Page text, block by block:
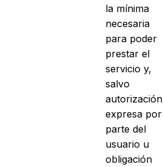
la mínima
necesaria
para poder
prestar el
servicio y,
salvo
autorización
expresa por
parte del
usuario u
obligación